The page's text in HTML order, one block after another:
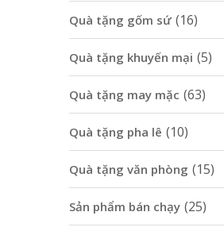
Quà tặng gốm sứ (16)
Quà tặng khuyến mại (5)
Quà tặng may mặc (63)
Quà tặng pha lê (10)
Quà tặng văn phòng (15)
Sản phẩm bán chạy (25)